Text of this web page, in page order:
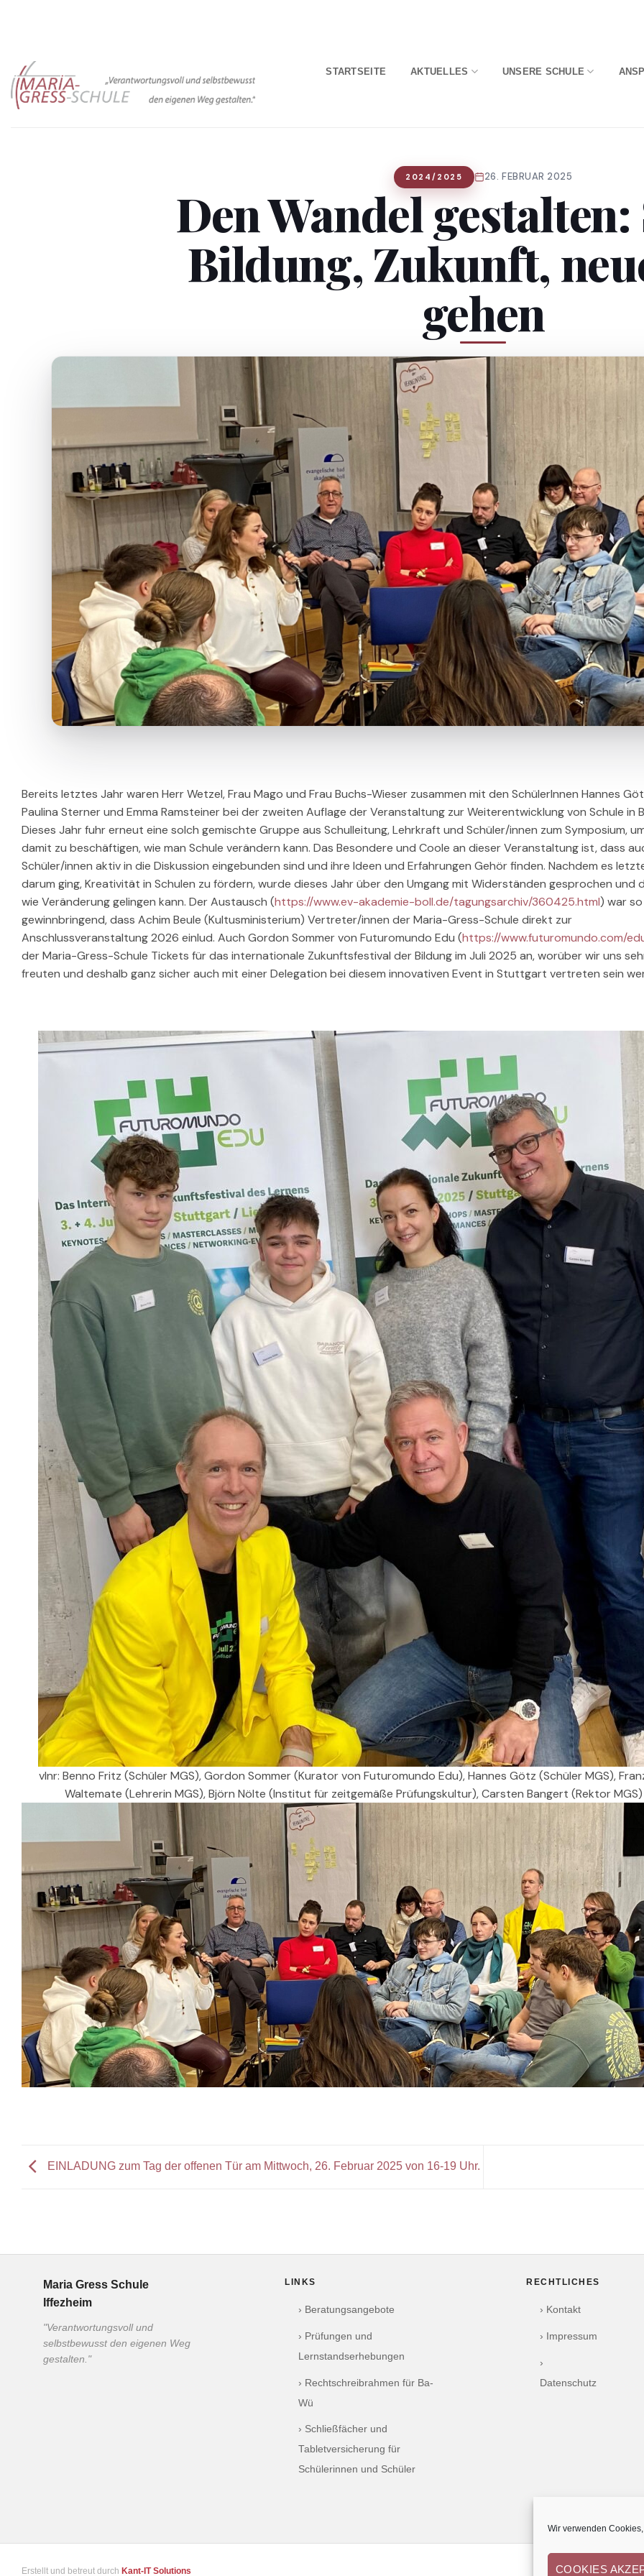
Wir verwenden
COOKIES
STARTSEITE AKTUELLES UNSERE SCHULE
2024/2025 26. FEBRUAR 2025
Den Wandel gestalten:
Bildung, Zukunft,
gehen
Bereits letztes Jahr waren Herr Wetzel, Frau Mago und Frau Buchs-Wieser zusammen mit den SchülerInnen Hannes
Paulina Sterner und Emma Ramsteiner bei der zweiten Auflage der Veranstaltung zur Weiterentwicklung von Schule in
Dieses Jahr fuhr erneut eine solch gemischte Gruppe aus Schulleitung, Lehrkraft und Schüler/innen zum Symposium,
damit zu beschäftigen, wie man Schule verändern kann. Das Besondere und Coole an dieser Veranstaltung ist, dass
Schüler/innen aktiv in die Diskussion eingebunden sind und ihre Ideen und Erfahrungen Gehör finden. Nachdem es
darum ging, Kreativität in Schulen zu fördern, wurde dieses Jahr über den Umgang mit Widerständen gesprochen und
wie Veränderung gelingen kann. Der Austausch (https://www.ev-akademie-boll.de/tagungsarchiv/360425.html) war so
gewinnbringend, dass Achim Beule (Kultusministerium) Vertreter/innen der Maria-Gress-Schule direkt zur
Anschlussveranstaltung 2026 einlud. Auch Gordon Sommer von Futuromundo Edu (https://www.futuromundo.com/
der Maria-Gress-Schule Tickets für das internationale Zukunftsfestival der Bildung im Juli 2025 an, worüber wir uns
freuten und deshalb ganz sicher auch mit einer Delegation bei diesem innovativen Event in Stuttgart vertreten sein
vlnr: Benno Fritz (Schüler MGS), Gordon Sommer (Kurator von Futuromundo Edu), Hannes Götz (Schüler MGS),
Waltemate (Lehrerin MGS), Björn Nölte (Institut für zeitgemäße Prüfungskultur), Carsten Bangert (Rektor MGS)
EINLADUNG zum Tag der offenen Tür am Mittwoch, 26. Februar 2025 von 16-19 Uhr.
Maria Gress Schule
Iffezheim
"Verantwortungsvoll und
selbstbewusst den eigenen Weg
gestalten."
LINKS
› Beratungsangebote
› Prüfungen und
Lernstandserhebungen
› Rechtschreibrahmen für Ba-
Wü
› Schließfächer und
Tabletversicherung für
Schülerinnen und Schüler
RECHTLICHES
› Kontakt
› Impressum
›
Datenschutz
Erstellt und betreut durch Kant-IT Solutions